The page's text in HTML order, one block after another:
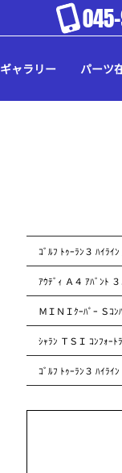
ギャラリー パーツ
ｺﾞﾙﾌ ﾄｩｰﾗﾝ３ ﾊｲﾗｲﾝ
ｱｳﾃﾞｨ Ａ４ ｱﾊﾞﾝﾄ
ＭＩＮＩｸｰﾊﾟｰ Ｓｺ
ｼｬﾗﾝ ＴＳＩ ｺﾝﾌｫｰﾄ
ｺﾞﾙﾌ ﾄｩｰﾗﾝ３ ﾊｲﾗｲﾝ